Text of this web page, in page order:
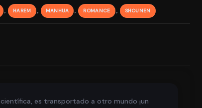
, HAREM , MANHUA , ROMANCE , SHOUNEN
es transportado a otro mundo ¡un